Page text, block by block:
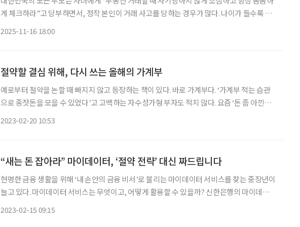
게 체크하라”고 당부하면서, 정작 본인이 거래 사고를 당하는 경우가 많다. 나이가 들수록 안
2025-11-16 18:00
절약할 결심 위해, 다시 쓰는 올해의 가계부
예로부터 절약을 논할 때 빠지지 않고 등장하는 책이 있다. 바로 가계부다. ‘가계부 적는 습관
으로 종잣돈을 모을 수 있었다’고 고백하는 자수성가형 부자도 적지 않다. 요즘 ‘돈 좀 아낀
2023-02-20 10:53
“새는 돈 잡아라” 마이데이터, ‘절약 전략’ 대신 짜드립니다
현명한 금융 생활을 위해 ‘내 손안의 금융 비서’로 불리는 마이데이터 서비스를 찾는 중장년이
늘고 있다. 마이데이터 서비스는 무엇이고, 어떻게 활용할 수 있을까? 신한은행의 마이데이
2023-02-15 09:15